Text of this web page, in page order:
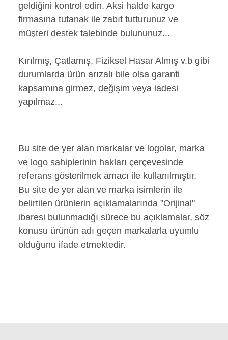
geldiğini kontrol edin. Aksi halde kargo
firmasına tutanak ile zabıt tutturunuz ve
müşteri destek talebinde bulununuz...
Kırılmış, Çatlamış, Fiziksel Hasar Almış v.b gibi
durumlarda ürün arızalı bile olsa garanti
kapsamına girmez, değişim veya iadesi
yapılmaz...
Bu site de yer alan markalar ve logolar, marka
ve logo sahiplerinin hakları çerçevesinde
referans gösterilmek amacı ile kullanılmıştır.
Bu site de yer alan ve marka isimlerin ile
belirtilen ürünlerin açıklamalarında "Orijinal"
ibaresi bulunmadığı sürece bu açıklamalar, söz
konusu ürünün adı geçen markalarla uyumlu
olduğunu ifade etmektedir.